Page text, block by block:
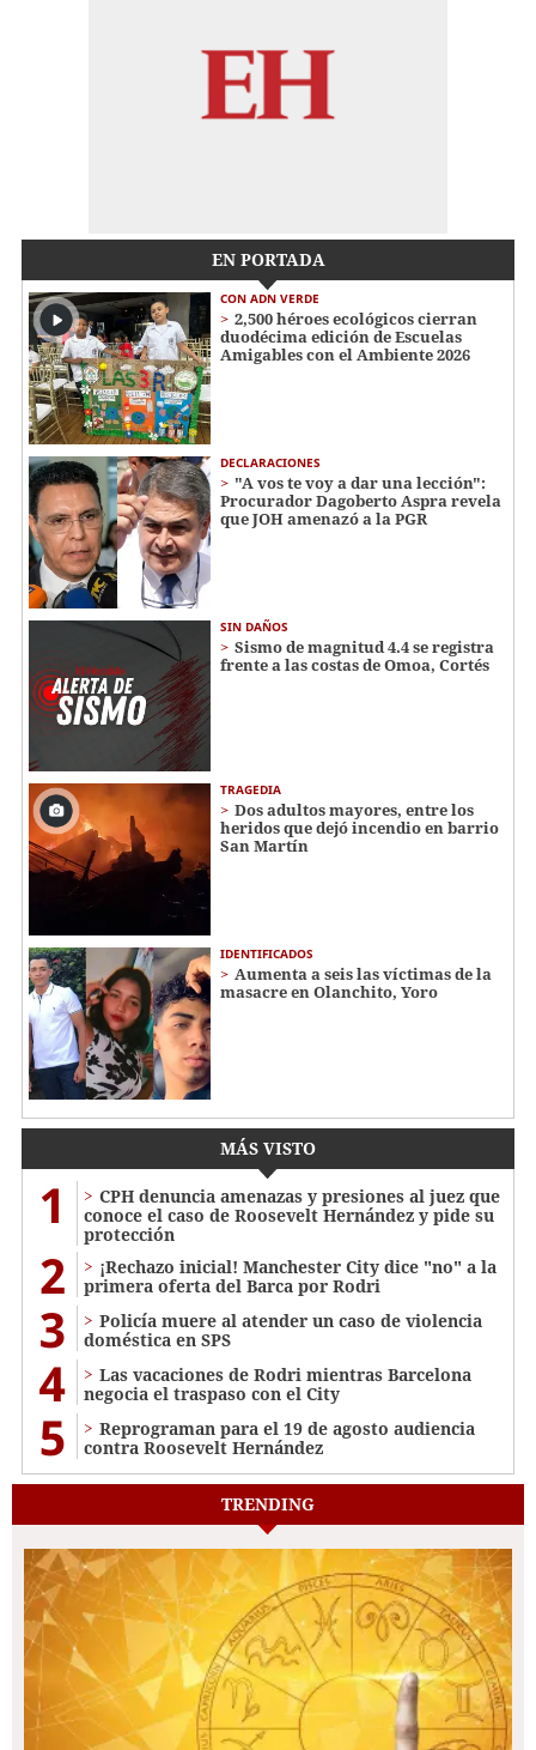
EN PORTADA
CON ADN VERDE
2,500 héroes ecológicos cierran
duodécima edición de Escuelas
Amigables con el Ambiente 2026
DECLARACIONES
"A vos te voy a dar una lección":
Procurador Dagoberto Aspra revela
que JOH amenazó a la PGR
SIN DAÑOS
Sismo de magnitud 4.4 se registra
frente a las costas de Omoa, Cortés
TRAGEDIA
Dos adultos mayores, entre los
heridos que dejó incendio en barrio
San Martín
IDENTIFICADOS
Aumenta a seis las víctimas de la
masacre en Olanchito, Yoro
MÁS VISTO
1
CPH denuncia amenazas y presiones al juez que
conoce el caso de Roosevelt Hernández y pide su
protección
2
¡Rechazo inicial! Manchester City dice "no" a la
primera oferta del Barca por Rodri
3
Policía muere al atender un caso de violencia
doméstica en SPS
4
Las vacaciones de Rodri mientras Barcelona
negocia el traspaso con el City
5
Reprograman para el 19 de agosto audiencia
contra Roosevelt Hernández
TRENDING